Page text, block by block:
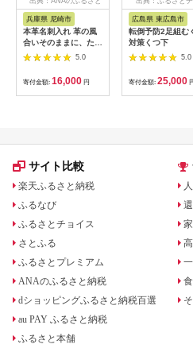
兵庫県 尼崎市
本革名刺入れ 革の風
合いそのままに、たつ
の市産染料染めオイル
レザー[ダークブラウ
5.0
寄付金額: 16,000 円
広島県 東広島市
転倒予防2足組む
対策くつ下
5.0
寄付金額: 25,000
サイト比較
楽天ふるさと納税
ふるなび
ふるさとチョイス
さとふる
ふるさとプレミアム
ANAのふるさと納税
dショッピングふるさと納税百選
au PAY ふるさと納税
ふるさと本舗